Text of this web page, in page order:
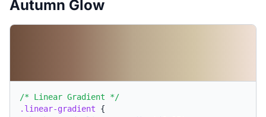
Autumn Glow
/* Linear Gradient */
.linear-gradient {